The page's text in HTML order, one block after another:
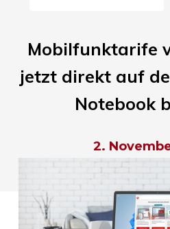
Mobilfunktarife
jetzt direkt auf
Notebook
2.